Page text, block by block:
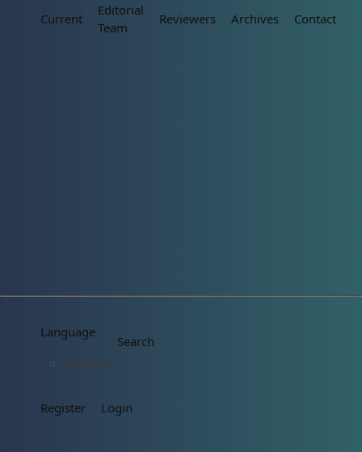
Current
Editorial
Team
Reviewers Archives Contact
Language
English
Search
Register Login